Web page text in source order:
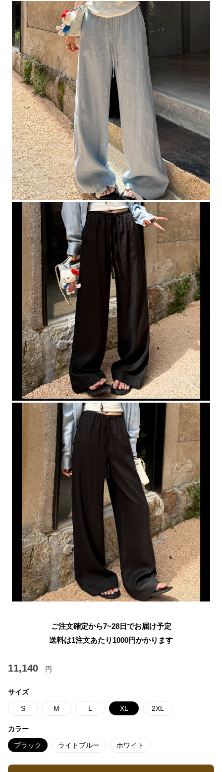
ご注文確定から7~28日でお届け予定
送料は1注文あたり 1000円かかります
11,140 円
サイズ
S M L XL 2XL
カラー
ブラック ライトブルー ホワイト